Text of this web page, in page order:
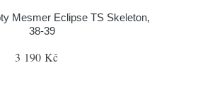
Mesmer Eclipse TS Skeleton,
38-39
3 190 Kč